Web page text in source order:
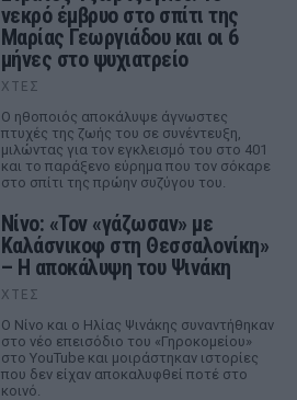
νεκρό έμβρυο στο σπίτι της
Μαρίας Γεωργιάδου και οι 6
μήνες στο ψυχιατρείο
ΧΤΕΣ
Ο ηθοποιός αποκάλυψε άγνωστες
πτυχές της ζωής του σε συνέντευξη,
μιλώντας για τον εγκλεισμό του στο 401
και το παράξενο εύρημα που τον σόκαρε
στο σπίτι της πρώην συζύγου του.
Νίνο: «Τον «γάζωσαν» με
Καλάσνικοφ στη Θεσσαλονίκη»
– Η αποκάλυψη του Ψινάκη
ΧΤΕΣ
Ο Νίνο και ο Ηλίας Ψινάκης συναντήθηκαν
στο νέο επεισόδιο του «Γηροκομείου»
στο YouTube και μοιράστηκαν ιστορίες
που δεν είχαν αποκαλυφθεί ποτέ στο
κοινό.